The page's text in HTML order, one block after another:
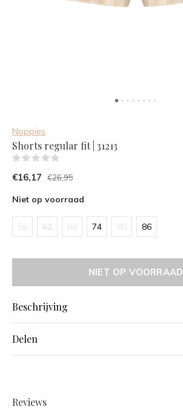
Noppies
Shorts regular fit | 31213
€16,17 €26,95
Niet op voorraad
56 62 68 74 80 86
NIET OP VOORRAAD
Beschrijving
Delen
Reviews